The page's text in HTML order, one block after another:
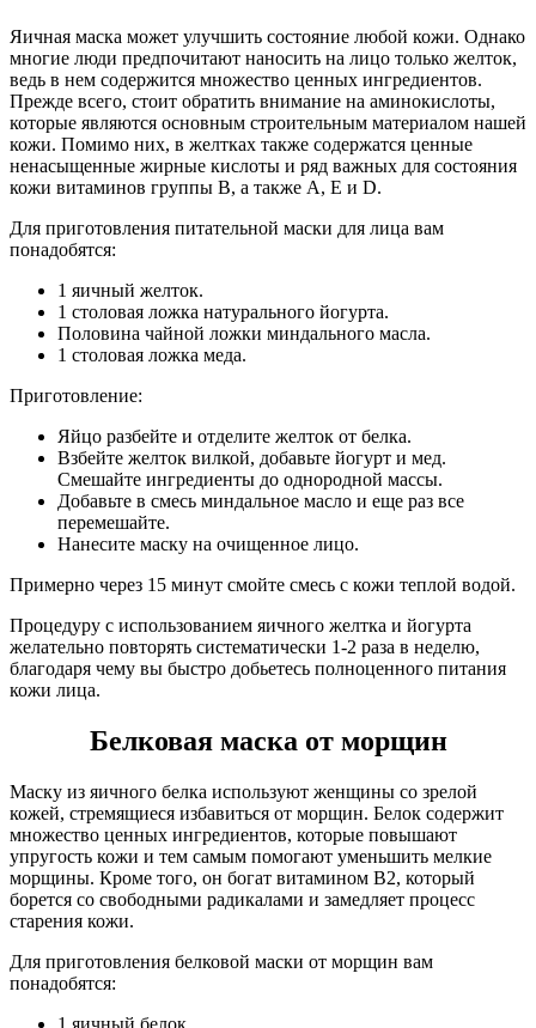
Яичная маска может улучшить состояние любой кожи. Однако
многие люди предпочитают наносить на лицо только желток,
ведь в нем содержится множество ценных ингредиентов.
Прежде всего, стоит обратить внимание на аминокислоты,
которые являются основным строительным материалом нашей
кожи. Помимо них, в желтках также содержатся ценные
ненасыщенные жирные кислоты и ряд важных для состояния
кожи витаминов группы В, а также А, Е и D.
Для приготовления питательной маски для лица вам
понадобятся:
1 яичный желток.
1 столовая ложка натурального йогурта.
Половина чайной ложки миндального масла.
1 столовая ложка меда.
Приготовление:
Яйцо разбейте и отделите желток от белка.
Взбейте желток вилкой, добавьте йогурт и мед.
Смешайте ингредиенты до однородной массы.
Добавьте в смесь миндальное масло и еще раз все
перемешайте.
Нанесите маску на очищенное лицо.
Примерно через 15 минут смойте смесь с кожи теплой водой.
Процедуру с использованием яичного желтка и йогурта
желательно повторять систематически 1-2 раза в неделю,
благодаря чему вы быстро добьетесь полноценного питания
кожи лица.
Белковая маска от морщин
Маску из яичного белка используют женщины со зрелой
кожей, стремящиеся избавиться от морщин. Белок содержит
множество ценных ингредиентов, которые повышают
упругость кожи и тем самым помогают уменьшить мелкие
морщины. Кроме того, он богат витамином B2, который
борется со свободными радикалами и замедляет процесс
старения кожи.
Для приготовления белковой маски от морщин вам
понадобятся:
1 яичный белок.